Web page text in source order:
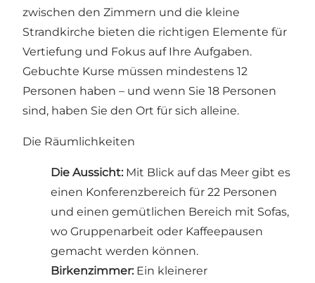
zwischen den Zimmern und die kleine
Strandkirche bieten die richtigen Elemente für
Vertiefung und Fokus auf Ihre Aufgaben.
Gebuchte Kurse müssen mindestens 12
Personen haben – und wenn Sie 18 Personen
sind, haben Sie den Ort für sich alleine.
Die Räumlichkeiten
Die Aussicht: Mit Blick auf das Meer gibt es
einen Konferenzbereich für 22 Personen
und einen gemütlichen Bereich mit Sofas,
wo Gruppenarbeit oder Kaffeepausen
gemacht werden können.
Birkenzimmer: Ein kleinerer